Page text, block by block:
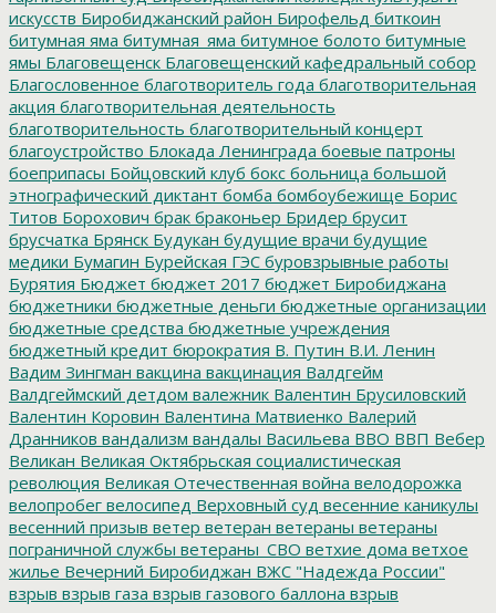
искусств Биробиджанский район Бирофельд биткоин
битумная яма битумная_яма битумное болото битумные
ямы Благовещенск Благовещенский кафедральный собор
Благословенное благотворитель года благотворительная
акция благотворительная деятельность
благотворительность благотворительный концерт
благоустройство Блокада Ленинграда боевые патроны
боеприпасы Бойцовский клуб бокс больница большой
этнографический диктант бомба бомбоубежище Борис
Титов Борохович брак браконьер Бридер брусит
брусчатка Брянск Будукан будущие врачи будущие
медики Бумагин Бурейская ГЭС буровзрывные работы
Бурятия Бюджет бюджет 2017 бюджет Биробиджана
бюджетники бюджетные деньги бюджетные организации
бюджетные средства бюджетные учреждения
бюджетный кредит бюрократия В. Путин В.И. Ленин
Вадим Зингман вакцина вакцинация Валдгейм
Валдгеймский детдом валежник Валентин Брусиловский
Валентин Коровин Валентина Матвиенко Валерий
Дранников вандализм вандалы Васильева ВВО ВВП Вебер
Великан Великая Октябрьская социалистическая
революция Великая Отечественная война велодорожка
велопробег велосипед Верховный суд весенние каникулы
весенний призыв ветер ветеран ветераны ветераны
пограничной службы ветераны_СВО ветхие дома ветхое
жилье Вечерний Биробиджан ВЖС "Надежда России"
взрыв взрыв газа взрыв газового баллона взрыв